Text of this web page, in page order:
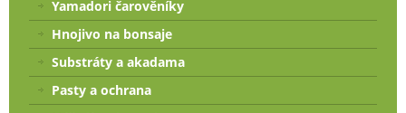
Yamadori čarověníky
Hnojivo na bonsaje
Substráty a akadama
Pasty a ochrana